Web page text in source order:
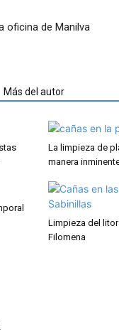
oficina de Manilva
Más del autor
La limpieza de
manera
Limpieza del
Filomena